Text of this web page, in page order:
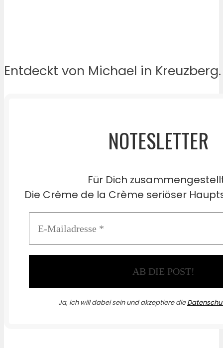
Entdeckt von Michael in Kreuzberg.
NOTESLETTER
Für Dich
Die Crème de la Crème seriöser
Ja, ich will dabei sein und akzeptiere die